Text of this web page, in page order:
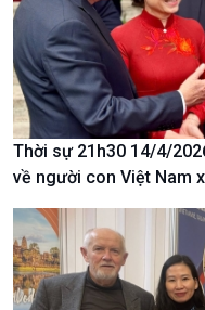
Kinh tế
Tin Kinh tế
Trước giờ mở cửa
Dòng chảy Kinh tế
Khởi nghiệp
Tuyên chiến với gian lận
thương mại
Thời sự 21h30 14/4/
về người con Việt Nam